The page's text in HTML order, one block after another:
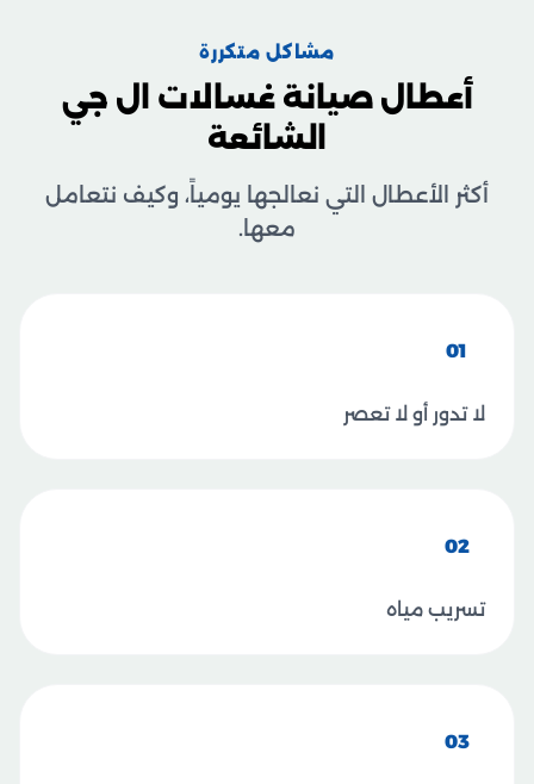
مشاكل متكررة
أعطال صيانة غسالات ال جي
الشائعة
أكثر الأعطال التي نعالجها يومياً، وكيف نتعامل
معها.
01
لا تدور أو لا تعصر
02
تسريب مياه
03